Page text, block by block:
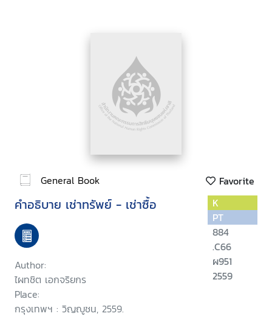
General Book Favorite
คำอธิบาย เช่าทรัพย์ - เช่าซื้อ
Author:
ไผทชิต เอกจริยกร
Place:
กรุงเทพฯ : วิญญูชน, 2559.
K
PT
884
.C66
ผ951
2559